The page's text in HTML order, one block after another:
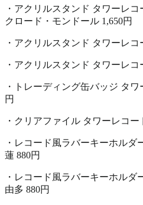
・アクリルスタンド タワーレ
クロード・モンドール 1,650円
・アクリルスタンド タワーレコ
・アクリルスタンド タワーレコ
・トレーディング缶バッジ タワ
円
・クリアファイル タワーレコー
・レコード風ラバーキーホルダ
蓮 880円
・レコード風ラバーキーホルダ
由多 880円